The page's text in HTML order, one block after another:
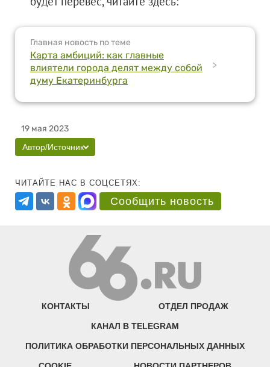
Главная новость по теме
Карта амбиций: как главные
влиятели города делят между собой
думу Екатеринбурга
>
19 мая 2023
Автор/Источник
ЧИТАЙТЕ НАС В СОЦСЕТЯХ:
Сообщить новость
КОНТАКТЫ ОТДЕЛ ПРОДАЖ
КАНАЛ В TELEGRAM
ПОЛИТИКА ОБРАБОТКИ ПЕРСОНАЛЬНЫХ ДАННЫХ